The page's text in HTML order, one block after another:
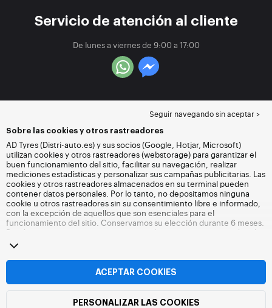
Servicio de atención al cliente
De lunes a viernes de 9:00 a 17:00
Seguir navegando sin aceptar >
Sobre las cookies y otros rastreadores
AD Tyres (Distri-auto.es) y sus socios (Google, Hotjar, Microsoft)
utilizan cookies y otros rastreadores (webstorage) para garantizar el
buen funcionamiento del sitio, facilitar su navegación, realizar
mediciones estadísticas y personalizar sus campañas publicitarias. Las
cookies y otros rastreadores almacenados en su terminal pueden
contener datos personales. Por lo tanto, no depositamos ninguna
cookie u otros rastreadores sin su consentimiento libre e informado,
con la excepción de aquellos que son esenciales para el
funcionamiento del sitio. Conservamos su elección durante 6 meses.
Puede retirar su consentimiento en cualquier momento accediendo
a la
navegando sin aceptar el depósito de cookies u otros rastreadores.
La negativa no impide el acceso a los servicios Distri-auto.es. Para
visite la página web de cookies y otros rastreadores
ACEPTAR COOKIES
PERSONALIZAR LAS COOKIES